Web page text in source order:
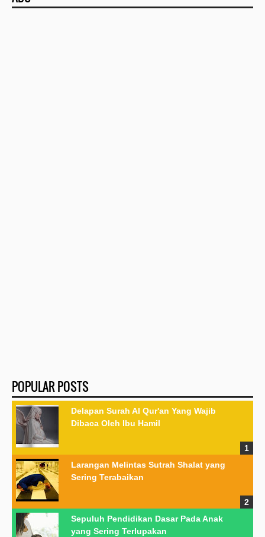
POPULAR POSTS
Delapan Surah Al Qur'an Yang Wajib
Dibaca Oleh Ibu Hamil
Larangan Melintas Sutrah Shalat yang
Sering Terabaikan
Sepuluh Pendidikan Dasar Pada Anak
yang Sering Terlupakan